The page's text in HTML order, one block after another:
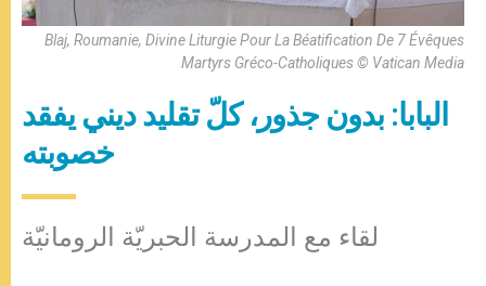
Blaj, Roumanie, Divine Liturgie Pour La Béatification De 7 Évêques
Martyrs Gréco-Catholiques © Vatican Media
البابا: بدون جذور، كلّ تقليد ديني يفقد
خصوبته
لقاء مع المدرسة الحبريّة الرومانيّة